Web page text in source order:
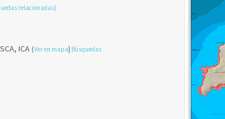
relacionadas)
ICA (Ver en mapa Búsquedas